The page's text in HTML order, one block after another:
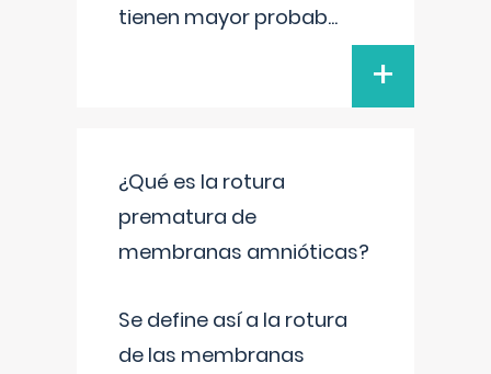
tienen mayor probab...
+
¿Qué es la rotura
prematura de
membranas amnióticas?
Se define así a la rotura
de las membranas